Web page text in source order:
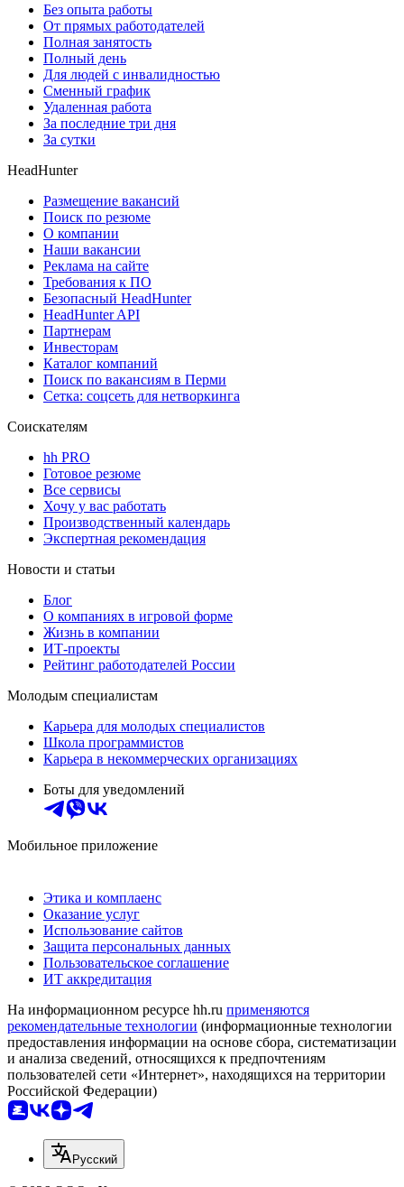
Без опыта работы
От прямых работодателей
Полная занятость
Полный день
Для людей с инвалидностью
Сменный график
Удаленная работа
За последние три дня
За сутки
HeadHunter
Размещение вакансий
Поиск по резюме
О компании
Наши вакансии
Реклама на сайте
Требования к ПО
Безопасный HeadHunter
HeadHunter API
Партнерам
Инвесторам
Каталог компаний
Поиск по вакансиям в Перми
Сетка: соцсеть для нетворкинга
Соискателям
hh PRO
Готовое резюме
Все сервисы
Хочу у вас работать
Производственный календарь
Экспертная рекомендация
Новости и статьи
Блог
О компаниях в игровой форме
Жизнь в компании
ИТ-проекты
Рейтинг работодателей России
Молодым специалистам
Карьера для молодых специалистов
Школа программистов
Карьера в некоммерческих организациях
Боты для уведомлений
Мобильное приложение
Этика и комплаенс
Оказание услуг
Использование сайтов
Защита персональных данных
Пользовательское соглашение
ИТ аккредитация
На информационном ресурсе hh.ru применяются
рекомендательные технологии (информационные технологии
предоставления информации на основе сбора, систематизации
и анализа сведений, относящихся к предпочтениям
пользователей сети «Интернет», находящихся на территории
Российской Федерации)
Русский